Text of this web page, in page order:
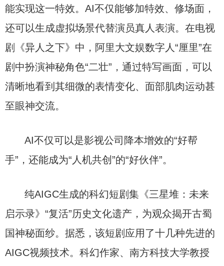
能实现这一特效。AI不仅能够加特效、修场面，
还可以生成虚拟场景代替演员真人表演。在电视
剧《异人之下》中，阿里大文娱数字人“厘里”在
剧中扮演神秘角色“二壮”，通过特写画面，可以
清晰地看到其细微的表情变化、面部肌肉运动甚
至眼神交流。
AI不仅可以是影视公司降本增效的“好帮
手”，还能成为“人机共创”的“好伙伴”。
纯AIGC生成的科幻短剧集《三星堆：未来
启示录》“复活”历史文化遗产，为观众揭开古蜀
国神秘面纱。据悉，该短剧应用了十几种先进的
AIGC视频技术。科幻作家、南方科技大学教授